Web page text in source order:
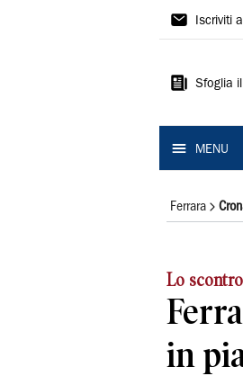
La
Ferrara
Iscriviti
Sfoglia
MENU
Ferrara
Lo
in